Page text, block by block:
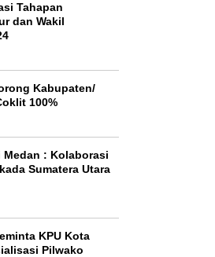
Tahapan
dan Wakil
Kabupaten/
100%
Medan : Kolaborasi
Sumatera Utara
KPU Kota
Pilwako